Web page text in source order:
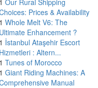
1 Our Rural Shipping
Prices & Availability
1 Whole Melt V6: The
Ultimate Enhancement ?
1 İstanbul Ataşehir Escort
Hizmetleri : Altern...
1 Tunes of Morocco
1 Giant Riding Machines: A
Manual